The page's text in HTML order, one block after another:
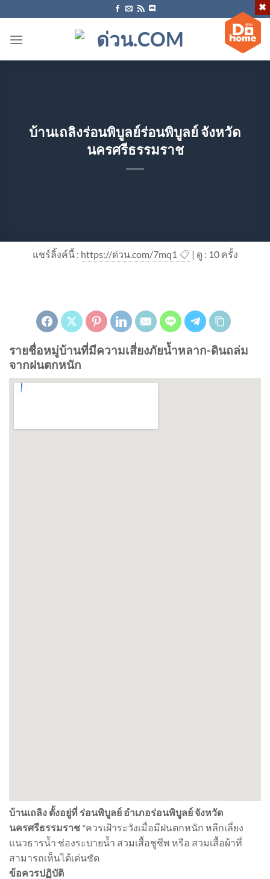
ไป
บ้านเถลิงร่อนพิบูลย์ร่อนพิบูลย์ จังหวัด
นครศรีธรรมราช
แชร์ลิ้งค์นี้ : https://ด่วน.com/7mq1 📋 | ดู : 10ครั้ง
รายชื่อหมู่บ้านที่มีความเสี่ยงภัยน้ำหลาก-ดินถล่ม
จากฝนตกหนัก
บ้านเถลิง ตั้งอยู่ที่ ร่อนพิบูลย์ อำเภอร่อนพิบูลย์ จังหวัด
นครศรีธรรมราช *ควรเฝ้าระวังเมื่อมีฝนตกหนัก หลีกเลี่ยง
แนวธารน้ำ ช่องระบายน้ำ สวมเสื้อชูชีพ หรือ สวมเสื้อผ้าที่
สามารถเห็นได้เด่นชัด
ข้อควรปฏิบัติ